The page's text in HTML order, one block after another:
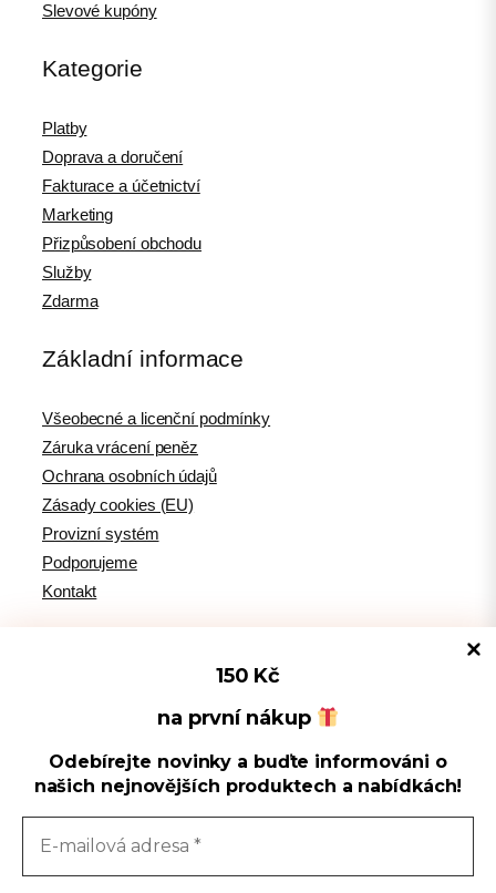
Spravovat souhlas s cookies
Používáme cookies k optimalizaci našich webových stránek a našich
služeb.
Slevové kupóny
Kategorie
Platby
Doprava a doručení
Fakturace a účetnictví
Marketing
Přizpůsobení obchodu
Služby
Zdarma
Základní informace
Všeobecné a licenční podmínky
Záruka vrácení peněz
Ochrana osobních údajů
Zásady cookies (EU)
Provizní systém
Podporujeme
Kontakt
Tipy pro WordPress
WPlama.cz: WordPress návody
150 Kč
na první nákup
Odebírejte novinky a buďte informováni o
našich nejnovějších produktech a nabídkách!